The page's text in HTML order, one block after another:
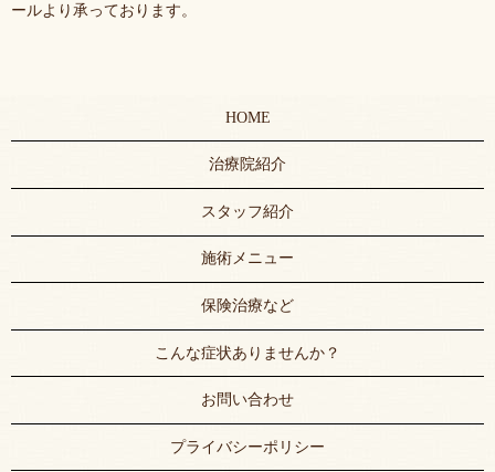
ールより承っております。
HOME
治療院紹介
スタッフ紹介
施術メニュー
保険治療など
こんな症状ありませんか？
お問い合わせ
プライバシーポリシー